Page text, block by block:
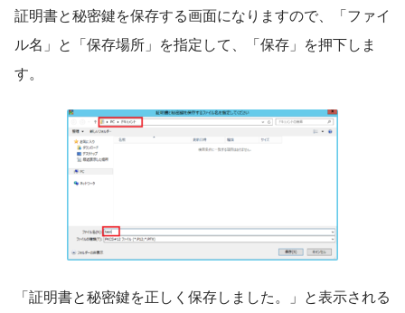
証明書と秘密鍵を保存する画面になりますので、「ファイ
ル名」と「保存場所」を指定して、「保存」を押下しま
す。
「証明書と秘密鍵を正しく保存しました。」と表示される